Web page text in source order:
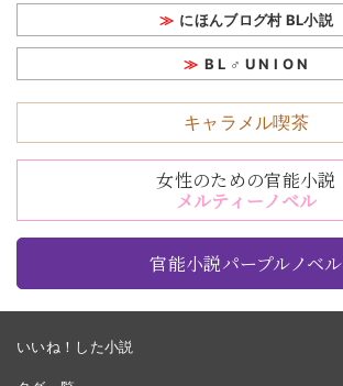
にほんブログ村 BL小説
B L ♂ U N I O N
キャラメル喫茶
女性のための官能小説
メルティーノベル
官能小説パープルノベル
いいね！した小説